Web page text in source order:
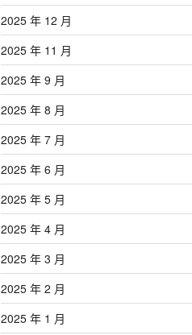
2025 年 12 月
2025 年 11 月
2025 年 9 月
2025 年 8 月
2025 年 7 月
2025 年 6 月
2025 年 5 月
2025 年 4 月
2025 年 3 月
2025 年 2 月
2025 年 1 月